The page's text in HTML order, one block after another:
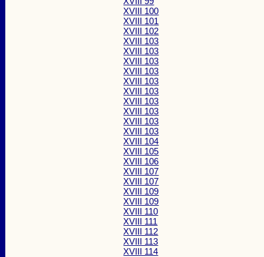
XVIII 100
XVIII 101
XVIII 102
XVIII 103
XVIII 103
XVIII 103
XVIII 103
XVIII 103
XVIII 103
XVIII 103
XVIII 103
XVIII 103
XVIII 103
XVIII 104
XVIII 105
XVIII 106
XVIII 107
XVIII 107
XVIII 109
XVIII 109
XVIII 110
XVIII 111
XVIII 112
XVIII 113
XVIII 114